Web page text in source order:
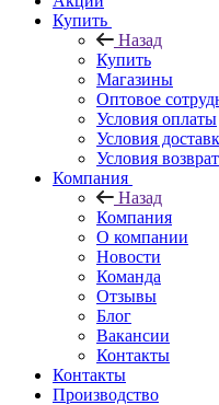
Купить
Назад
Купить
Магазины
Оптовое
Условия оплаты
Условия
Условия
Компания
Назад
Компания
О компании
Новости
Команда
Отзывы
Блог
Вакансии
Контакты
Контакты
Производство